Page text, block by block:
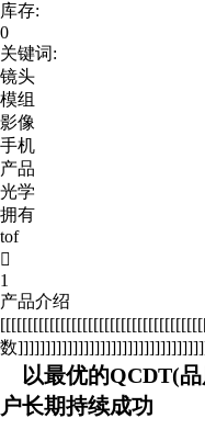
库存:
0
关键词:
镜头
模组
影像
手机
产品
光学
拥有
tof

1
产品介绍
数
以最优的QCDT(品
户长期持续成功